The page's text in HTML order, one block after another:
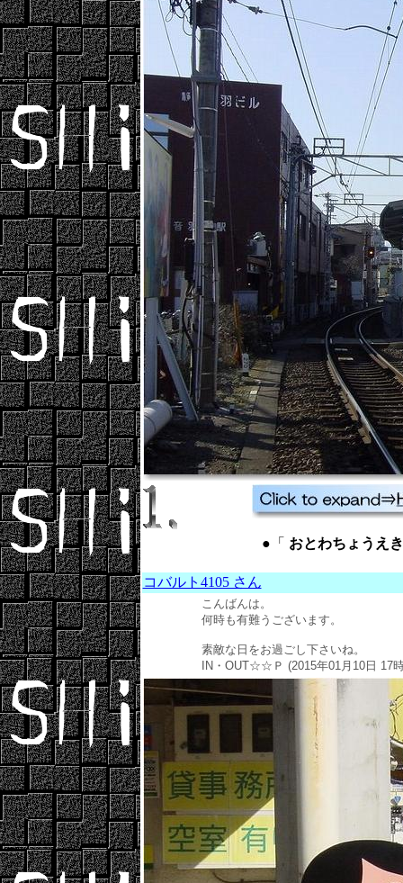
●「 おとわちょうえ
コバルト4105 さん
こんばんは。
何時も有難うございます。
素敵な日をお過ごし下さいね。
IN・OUT☆☆Ｐ (2015年01月10日 17